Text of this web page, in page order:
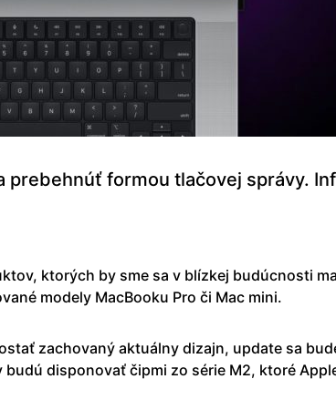
prebehnúť formou tlačovej správy.
ktorých by sme sa v blízkej budúcnosti
modely MacBooku Pro či Mac mini.
zachovaný aktuálny dizajn, update sa
disponovať čipmi zo série M2, ktoré